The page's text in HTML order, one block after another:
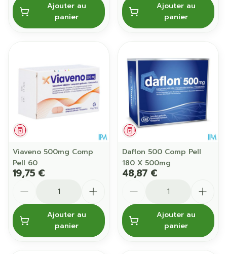
Ajouter au
panier
Ajouter au
panier
Médicament
Viaveno 500mg Comp
Pell 60
19,75 €
Ajouter au
panier
Médicament
Daflon 500 Comp Pell
180 X 500mg
48,87 €
Ajouter au
panier